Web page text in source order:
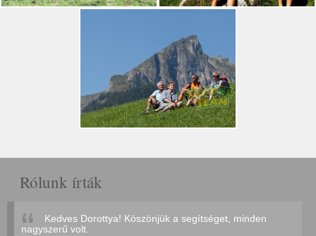
Rólunk írták
Kedves Dorottya! Köszönjük a segítséget, minden
nagyszerű volt.